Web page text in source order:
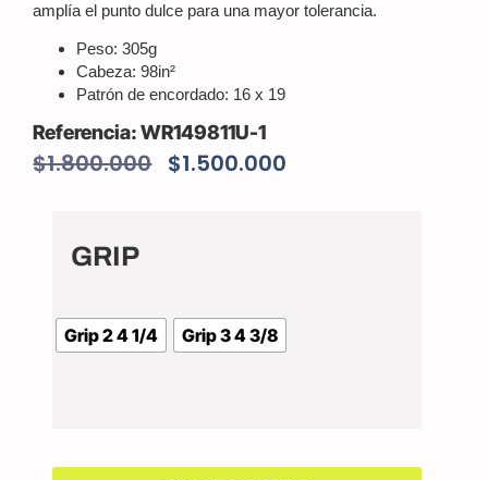
amplía el punto dulce para una mayor tolerancia.
Peso: 305g
Cabeza: 98in²
Patrón de encordado: 16 x 19
WR149811U-1
$1.800.000 $1.500.000
GRIP
Grip 2 4 1/4 Grip 3 4 3/8